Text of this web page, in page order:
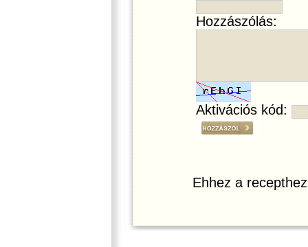
Hozzászólás:
Aktivációs kód:
Ehhez a